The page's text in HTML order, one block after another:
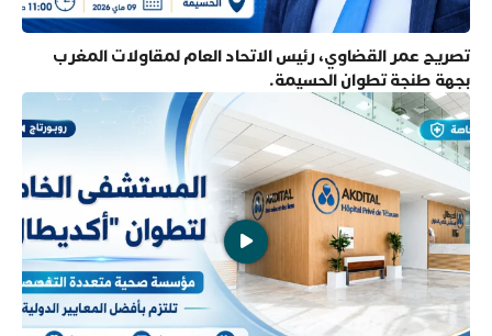
تصريح عمر القضاوي، رئيس الاتحاد العام لمقاولات المغرب
بجهة طنجة تطوان الحسيمة.